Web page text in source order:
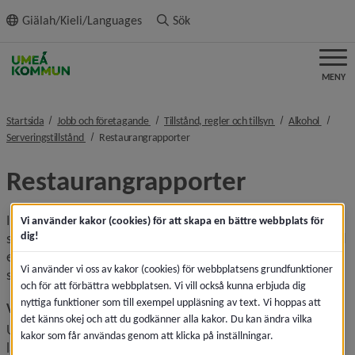
innehållet
Giälah/Kieli/Languages Sök
MENY
Startsida Jobb och företagande nivå i brödsmulenavigeringen
Tillstånd, regler och tillsyn nivå i
Alkohol
nivå i
Serveringstillstånd nivå i brödsmulenavigeringen
Restaurangrapporternivå i brödsmulenavigeringen
Restaurangrapporter
I början av varje år får alla med stadigvarande
serveringstillstånd en restaurangrapport skickad till sig med
e-post från miljö- och hälsoskydd. Den ska fylllas i och
skickas in till Folkhälsomyndigheten.
Vad används uppgifterna till?
Uppgifterna som lämnas in används av kommunen,
länsstyrelsen och folkhälsomyndigheten. De används för
Vi använder kakor (cookies) för att skapa en bättre webbplats för
dig!
Vi använder vi oss av kakor (cookies) för webbplatsens grundfunktioner
och för att förbättra webbplatsen. Vi vill också kunna erbjuda dig
nyttiga funktioner som till exempel uppläsning av text. Vi hoppas att
det känns okej och att du godkänner alla kakor. Du kan ändra vilka
kakor som får användas genom att klicka på inställningar.